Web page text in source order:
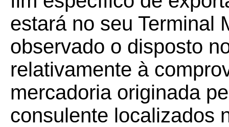
estará no seu Terminal
observado o disposto
relativamente à
mercadoria originada
consulente localizados